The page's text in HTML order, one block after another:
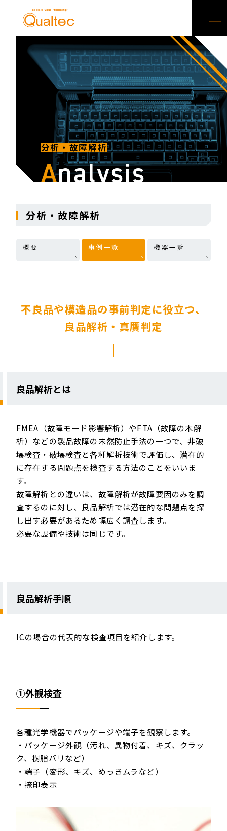
分析・故障解析
Analysis
分析・故障解析
概要 事例一覧 機器一覧
不良品や模造品の事前判定に役立つ、
良品解析・真贋判定
良品解析とは
FMEA（故障モード影響解析）やFTA（故障の木解
析）などの製品故障の未然防止手法の一つで、非破
壊検査・破壊検査と各種解析技術で評価し、潜在的
に存在する問題点を検査する方法のことをいいま
す。
故障解析との違いは、故障解析が故障要因のみを調
査するのに対し、良品解析では潜在的な問題点を探
し出す必要があるため幅広く調査します。
必要な設備や技術は同じです。
良品解析手順
ICの場合の代表的な検査項目を紹介します。
①外観検査
各種光学機器でパッケージや端子を観察します。
・パッケージ外観（汚れ、異物付着、キズ、クラッ
ク、樹脂バリなど）
・端子（変形、キズ、めっきムラなど）
・捺印表示